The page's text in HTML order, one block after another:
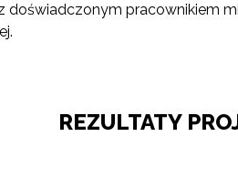
doświadczonym pracownikiem
REZULTATY